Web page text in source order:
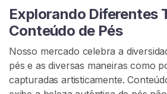
Explorando Diferentes
Conteúdo de Pés
Nosso mercado celebra a
pés e as diversas maneiras como
capturadas artisticamente.
P
R
C
U
R